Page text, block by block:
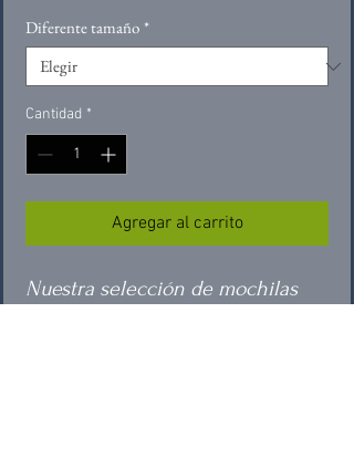
Diferente tamaño *
Cantidad *
Agregar al carrito
Nuestra selección de mochilas